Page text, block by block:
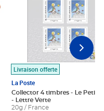
Livraison offerte
La Poste
Collector 4 timbres - Le Petit
- Lettre Verte
20g / France